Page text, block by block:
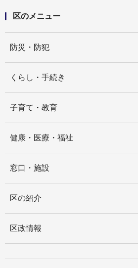
区のメニュー
防災・防犯
くらし・手続き
子育て・教育
健康・医療・福祉
窓口・施設
区の紹介
区政情報